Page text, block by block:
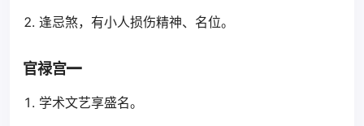
逢忌煞，有小人损伤精神、名位。
官禄宫━
学术文艺享盛名。